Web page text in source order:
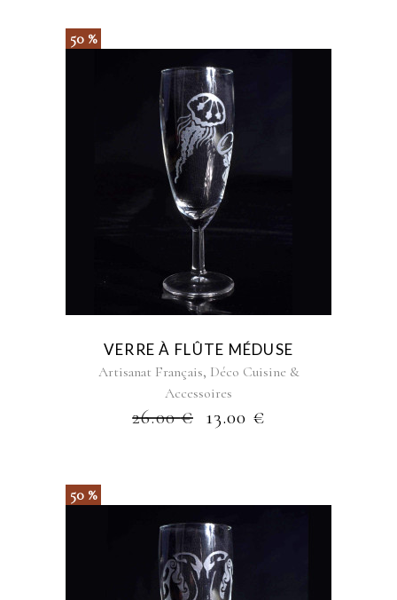
50 %
VERRE À FLÛTE MÉDUSE
Artisanat Français, Déco Cuisine &
Accessoires
26.00€ 13.00 €
50 %